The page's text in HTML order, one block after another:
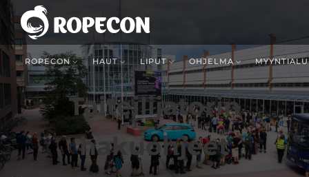
ROPECON HAUT LIPUT OHJELMA
Taiteilijatorin
hakuohjeet